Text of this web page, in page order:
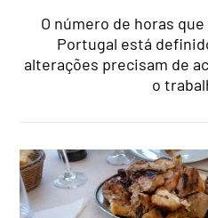
O número de horas
Portugal está
alterações precisam de
o